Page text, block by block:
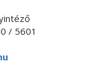
/ 5601